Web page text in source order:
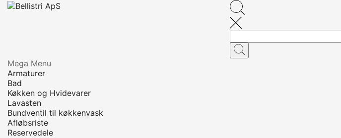
Mega Menu
Armaturer
Bad
Køkken og Hvidevarer
Lavasten
Bundventil til køkkenvask
Afløbsriste
Reservedele